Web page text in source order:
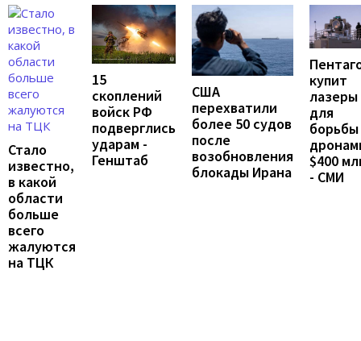
Стало
известно,
в какой
области
больше
всего
жалуются
на ТЦК
15
скоплений
войск РФ
подверглись
ударам -
Генштаб
США
перехватили
более 50 судов
после
возобновления
блокады Ирана
купит
лазеры
для
борьбы
$400
- СМИ